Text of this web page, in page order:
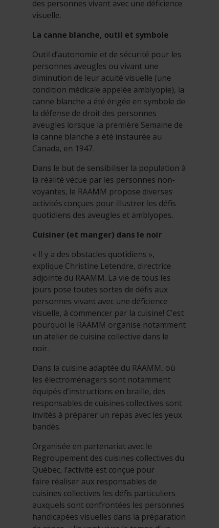
des personnes vivant avec une déficience
visuelle.
La canne blanche, outil et symbole
Outil d’autonomie et de sécurité pour les
personnes aveugles ou vivant une
diminution de leur acuité visuelle (une
condition médicale appelée amblyopie), la
canne blanche a été érigée en symbole de
la défense de droit des personnes
aveugles lorsque la première Semaine de
la canne blanche a été instaurée au
Canada, en 1947.
Dans le but de sensibiliser la population à
la réalité vécue par les personnes non-
voyantes, le RAAMM propose diverses
activités conçues pour illustrer les défis
quotidiens des aveugles et amblyopes.
Cuisiner (et manger) dans le noir
« Il y a des obstacles quotidiens »,
explique Christine Letendre, directrice
adjointe du RAAMM. La vie de tous les
jours pose toutes sortes de défis aux
personnes vivant avec une déficience
visuelle, à commencer par la cuisine! C’est
pourquoi le RAAMM organise notamment
un atelier de cuisine collective dans le
noir.
Dans la cuisine adaptée du RAAMM, où
les électroménagers sont notamment
équipés d’instructions en braille, des
responsables de cuisines collectives sont
invités à préparer un repas avec les yeux
bandés.
Organisée en partenariat avec le
Regroupement des cuisines collectives du
Québec, l’activité est conçue pour
faire réaliser aux responsables de
cuisines collectives les défis particuliers
auxquels sont confrontées les personnes
handicapées visuelles dans la préparation